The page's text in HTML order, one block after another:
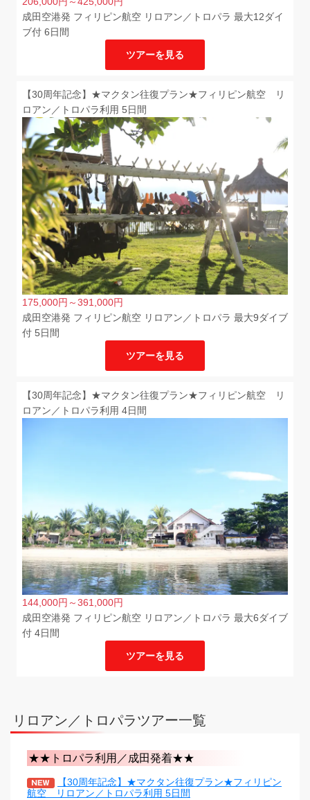
成田空港発 フィリピン航空 リロアン／トロパラ 最大12ダイ
ブ付 6日間
ツアーを見る
【30周年記念】★マクタン往復プラン★フィリピン航空 リ
ロアン／トロパラ利用 5日間
175,000円 ～391,000円
成田空港発 フィリピン航空 リロアン／トロパラ 最大9ダイブ
付 5日間
ツアーを見る
【30周年記念】★マクタン往復プラン★フィリピン航空 リ
ロアン／トロパラ利用 4日間
144,000円 ～361,000円
成田空港発 フィリピン航空 リロアン／トロパラ 最大6ダイブ
付 4日間
ツアーを見る
リロアン／トロパラツアー一覧
★★トロパラ利用／成田発着★★
【30周年記念】★マクタン往復プラン★フィリピン
航空 リロアン／トロパラ利用 5日間